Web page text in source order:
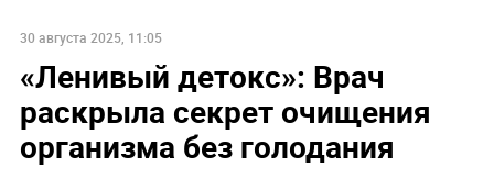
30 августа 2025, 11:05
«Ленивый детокс»: Врач
раскрыла секрет очищения
организма без голодания